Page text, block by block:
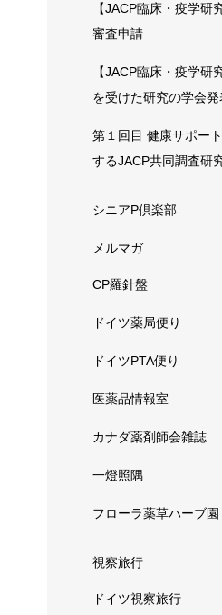
【JACP臨床・疫学研
審査申請
【JACP臨床・疫学
を受けた研究の学会発
第１回目 健康サポー
するJACP共同調査研
シニアP倶楽部
メルマガ
CP羅針盤
ドイツ薬局便り
ドイツPTA便り
医薬品情報室
カナダ薬剤師会雑誌
一燈照隅
フローラ薬草ハーブ園
視察旅行
ドイツ視察旅行